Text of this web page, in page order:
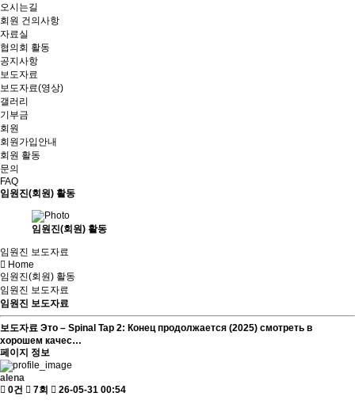
오시는길
회원 건의사항
자료실
협의회 활동
공지사항
보도자료
보도자료(영상)
갤러리
기부금
회원
회원가입안내
회원 활동
문의
FAQ
임원진(회원) 활동
임원진(회원) 활동
임원진 보도자료
Home
임원진(회원) 활동
임원진 보도자료
임원진 보도자료
보도자료 Это – Spinal Tap 2: Конец продолжается (2025) смотреть в
хорошем качес…
페이지 정보
alena
0건
7회 26-05-31 00:54